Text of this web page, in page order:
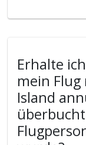
Erhalte
mein Flug
Island